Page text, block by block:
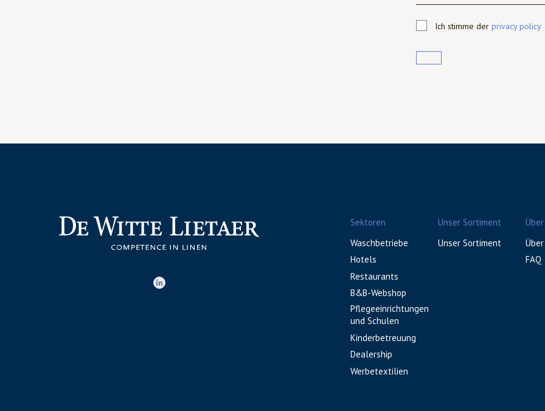
Ich stimme der privacy policy
Sektoren
Waschbetriebe
Hotels
Restaurants
B&B-Webshop
Pflegeeinrichtungen
und Schulen
Kinderbetreuung
Dealership
Werbetextilien
Unser Sortiment
Unser Sortiment
FAQ